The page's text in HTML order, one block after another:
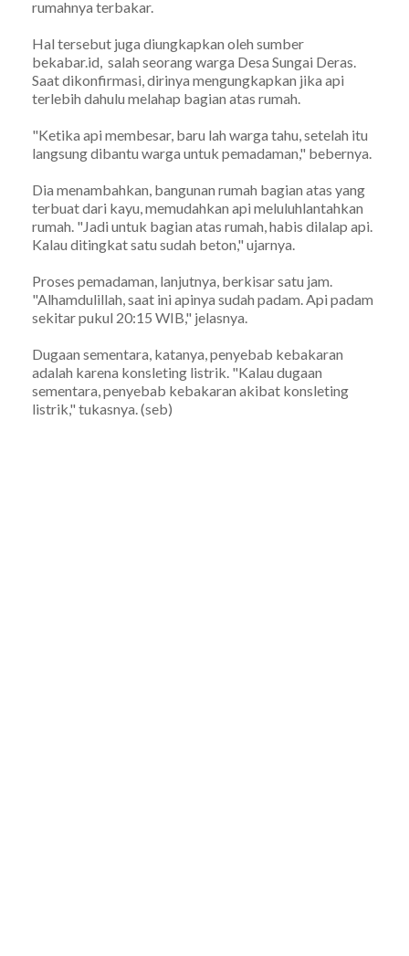
rumahnya terbakar.
Hal tersebut juga diungkapkan oleh sumber
bekabar.id, salah seorang warga Desa Sungai Deras.
Saat dikonfirmasi, dirinya mengungkapkan jika api
terlebih dahulu melahap bagian atas rumah.
"Ketika api membesar, baru lah warga tahu, setelah itu
langsung dibantu warga untuk pemadaman," bebernya.
Dia menambahkan, bangunan rumah bagian atas yang
terbuat dari kayu, memudahkan api meluluhlantahkan
rumah. "Jadi untuk bagian atas rumah, habis dilalap api.
Kalau ditingkat satu sudah beton," ujarnya.
Proses pemadaman, lanjutnya, berkisar satu jam.
"Alhamdulillah, saat ini apinya sudah padam. Api padam
sekitar pukul 20:15 WIB," jelasnya.
Dugaan sementara, katanya, penyebab kebakaran
adalah karena konsleting listrik. "Kalau dugaan
sementara, penyebab kebakaran akibat konsleting
listrik," tukasnya. (seb)